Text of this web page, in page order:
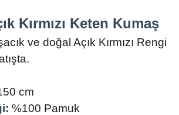
Kırmızı Keten Kumaş
ve doğal Açık Kırmızı Rengi
cm
%100 Pamuk